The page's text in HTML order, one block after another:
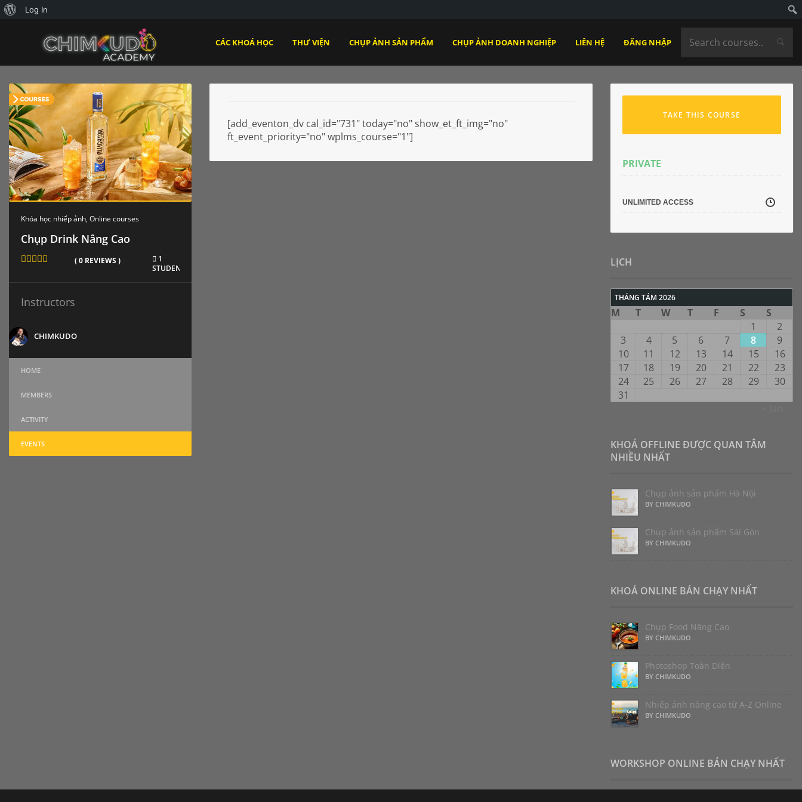
CÁC KHOÁ HỌC THƯ VIỆN CHỤP ẢNH SẢN PHẨM CHỤP ẢNH DOANH NGHIỆP LIÊN HỆ ĐĂNG NHẬP
Khóa học nhiếp ảnh, Online courses
Chụp Drink Nâng Cao
( 0 REVIEWS )
1
STUDENTS
Instructors
CHIMKUDO
HOME
MEMBERS
ACTIVITY
EVENTS
[add_eventon_dv cal_id="731" today="no" show_et_ft_img="no"
ft_event_priority="no" wplms_course="1"]
TAKE THIS COURSE
PRIVATE
UNLIMITED ACCESS
LỊCH
THÁNG TÁM 2026
M T W T F S
S
1
2
3
4 5 6 7 8
9
10
11 12 13 14 15
16
17
18 19 20 21 22
23
24
25 26 27 28 29
30
31
KHOÁ OFFLINE ĐƯỢC QUAN TÂM
NHIỀU NHẤT
Chụp ảnh sản phẩm Hà Nội
BY CHIMKUDO
Chụp ảnh sản phẩm Sài Gòn
BY CHIMKUDO
KHOÁ ONLINE BÁN CHẠY NHẤT
Chụp Food Nâng Cao
BY CHIMKUDO
Photoshop Toàn Diện
BY CHIMKUDO
Nhiếp ảnh nâng cao từ A-Z Online
BY CHIMKUDO
WORKSHOP ONLINE BÁN CHẠY NHẤT
Giới
WordPress
Log In